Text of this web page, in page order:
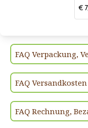
€
FAQ Verpackung,
FAQ
FAQ Rechnung,